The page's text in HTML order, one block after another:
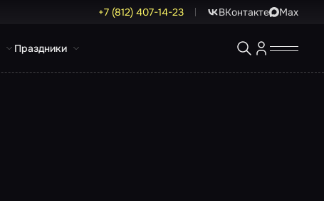
+7 (812) 407-14-23 ВКонтакте Max
Праздники